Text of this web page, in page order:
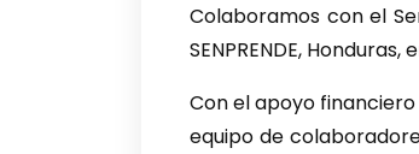
Colaboramos con el
SENPRENDE,
Con el apoyo
equipo de